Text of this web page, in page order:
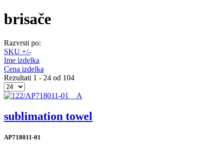
brisače
Razvrsti po:
SKU +/-
Ime izdelka
Cena izdelka
Rezultati 1 - 24 od 104
sublimation towel
AP718011-01